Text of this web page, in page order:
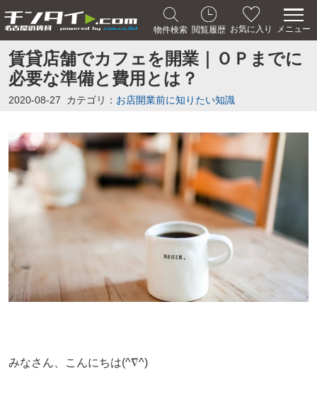
物件検索 閲覧履歴 お気に入り メニュー
賃貸店舗でカフェを開業｜ＯＰまでに
必要な準備と費用とは？
2020-08-27 カテゴリ： お店開業前に知りたい知識
みなさん、こんにちは(^∇^)